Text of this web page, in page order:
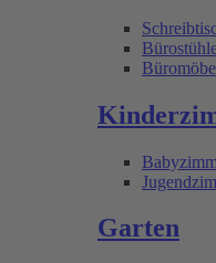
Garten